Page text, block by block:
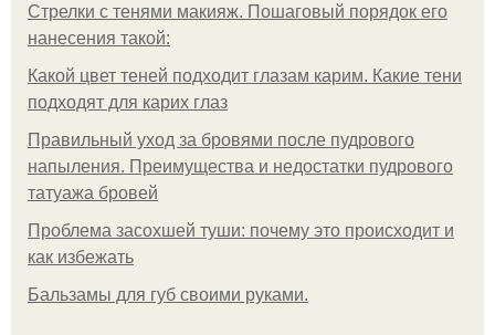
Стрелки с тенями макияж. Пошаговый порядок его
нанесения такой:
Какой цвет теней подходит глазам карим. Какие тени
подходят для карих глаз
Правильный уход за бровями после пудрового
напыления. Преимущества и недостатки пудрового
татуажа бровей
Проблема засохшей туши: почему это происходит и
как избежать
Бальзамы для губ своими руками.